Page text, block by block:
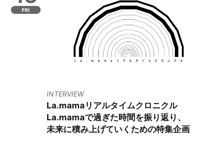
FRI
INTERVIEW
La.mamaリアルタイムクロニクル
La.mamaで過ぎた時間を振り返り、
未来に積み上げていくための特集企画